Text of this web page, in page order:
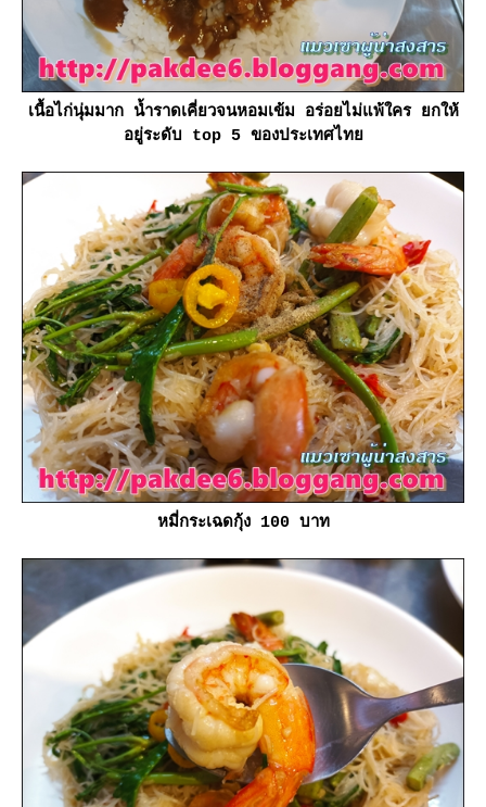
เนื้อไก่นุ่มมาก น้ำราดเคี่ยวจนหอมเข้ม อร่อยไม่แพ้ใคร ยกให้
อยู่ระดับ top 5 ของประเทศไท
หมี่กระเฉดกุ้ง 100 บาท